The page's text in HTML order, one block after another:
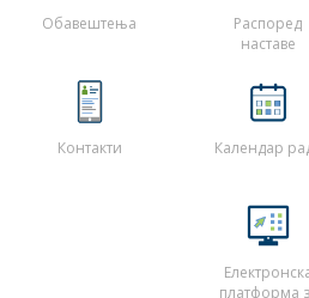
Обавештења
Распоред
наставе
Контакти Календар
платформа